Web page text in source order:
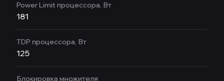
Power Limit процессора, Вт
181
TDP процессора, Вт
125
Блокировка множителя